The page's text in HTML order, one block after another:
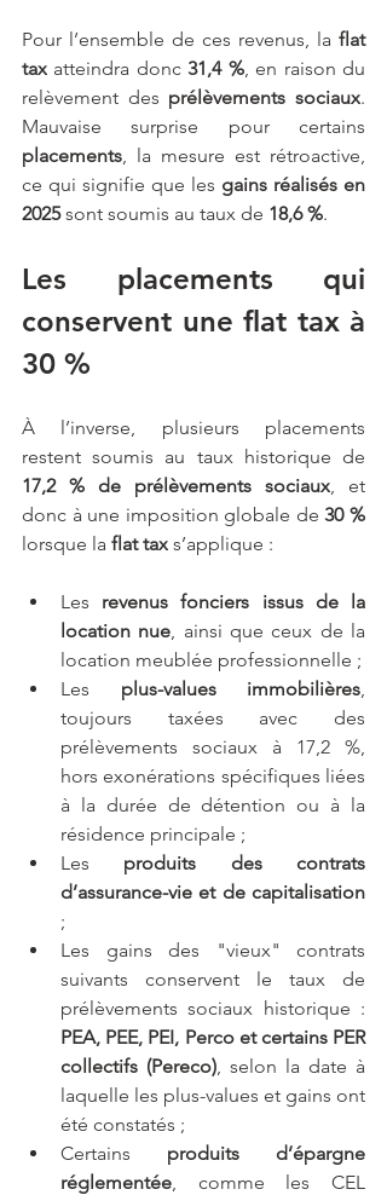
Pour l’ensemble de ces revenus, la flat
tax atteindra donc 31,4 %, en raison du
relèvement des prélèvements sociaux.
placements , la mesure est rétroactive,
ce qui signifie que les gains réalisés en
2025 sont soumis au taux de 18,6 %.
Les placements qui
conservent une flat tax à
30 %
À l’inverse, plusieurs placements
17,2 % de prélèvements sociaux , et
donc à une imposition globale de 30 %
lorsque la flat tax s’applique :
Les revenus fonciers issus de la
location nue , ainsi que ceux de la
location meublée professionnelle ;
Les plus-values immobilières
toujours taxées avec des
prélèvements sociaux à 17,2 %,
hors exonérations spécifiques liées
à la durée de détention ou à la
résidence principale ;
Les produits des contrats
d’assurance-vie et de capitalisation
;
Les gains des "vieux" contrats
suivants conservent le taux de
PEA, PEE, PEI, Perco et certains PER
collectifs (Pereco) , selon la date à
laquelle les plus-values et gains ont
été constatés ;
Certains produits d’épargne
réglementée , comme les CEL